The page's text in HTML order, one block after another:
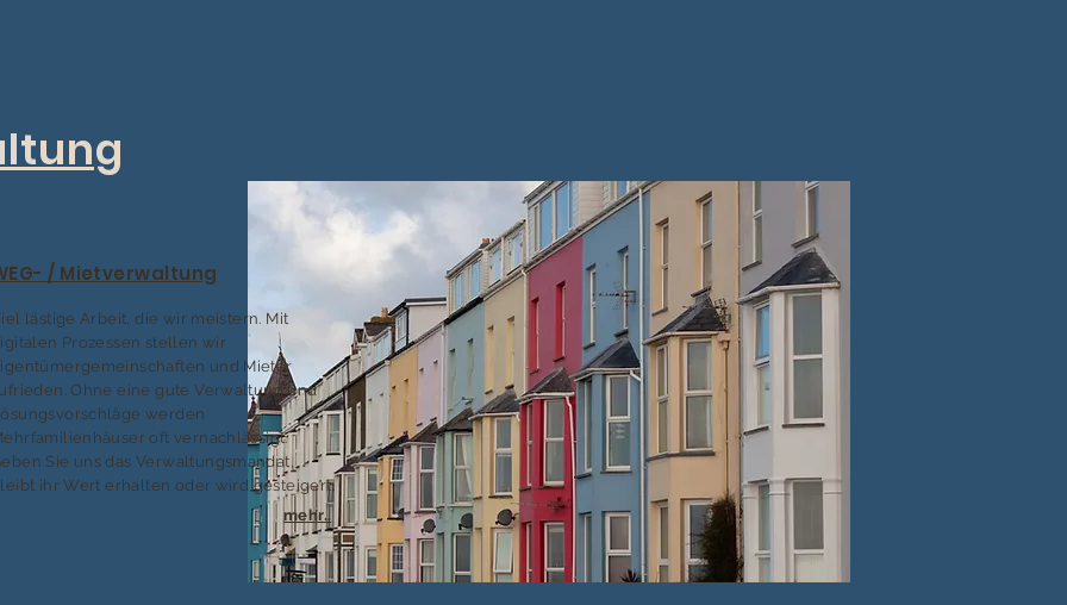
/ Mietverwaltung
lästige Arbeit, die wir meistern. Mit
Prozessen stellen wir
und Mieter
Ohne eine gute Verwaltung und
werden
oft vernachlässigt.
Sie uns das Verwaltungsmandat,
ihr Wert erhalten oder wird gesteigert.
mehr..
.